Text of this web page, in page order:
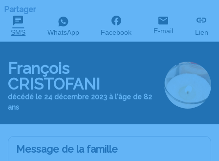
Partager
SMS WhatsApp Facebook E-mail Lien
François
CRISTOFANI
décédé le 24 décembre 2023 à l'âge de 82
ans
Message de la famille